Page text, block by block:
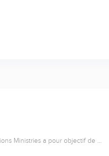
Ministries a pour objectif de …